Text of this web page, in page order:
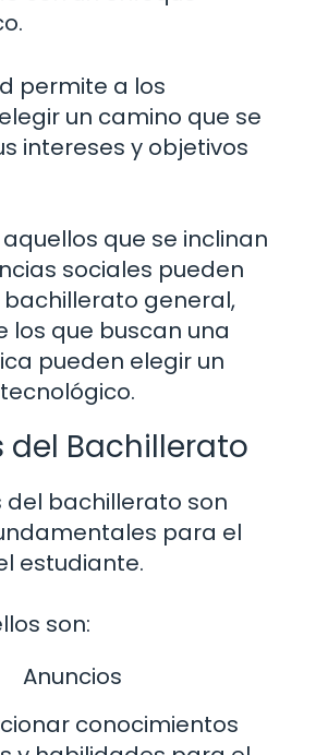
permite a los
un camino que se
intereses y objetivos
que se inclinan
sociales pueden
general,
los que buscan una
pueden elegir un
del Bachillerato
del bachillerato son
para el
estudiante.
son:
Anuncios
conocimientos